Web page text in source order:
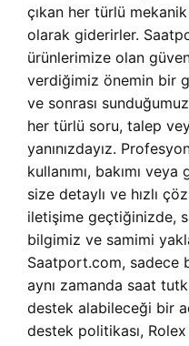
çıkan her türlü
olarak giderirler.
ürünlerimize olan
verdiğimiz önemin bir
ve sonrası
her türlü soru, talep
yanınızdayız.
kullanımı, bakımı
size detaylı ve hızlı
iletişime geçtiğinizde,
bilgimiz ve samimi
Saatport.com, sadece
aynı zamanda saat
destek alabileceği bir
destek politikası,